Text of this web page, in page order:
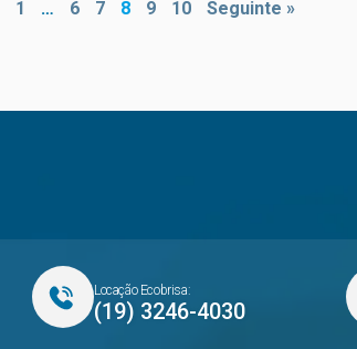
1 … 6 7 8 9 10 Seguinte »
Locação Ecobrisa:
(19) 3246-4030